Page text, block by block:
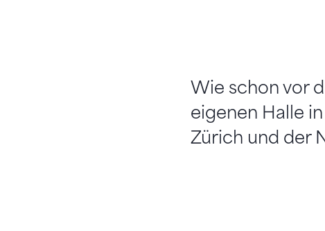
Wie schon vor
eigenen Halle
Zürich und der